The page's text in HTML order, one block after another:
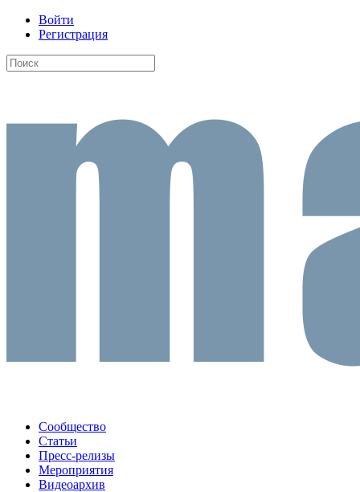
Войти
Регистрация
Сообщество
Статьи
Пресс-релизы
Мероприятия
Видеоархив